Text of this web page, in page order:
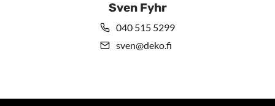
Sven Fyhr
040 515 5299
sven@deko.fi